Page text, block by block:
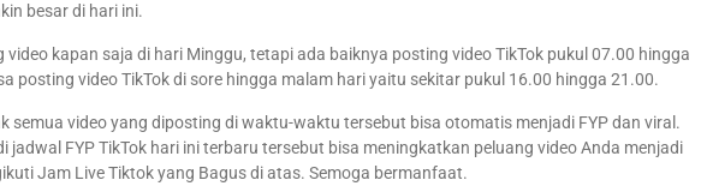
besar di hari ini.
video kapan saja di hari Minggu, tetapi ada baiknya posting video TikTok pukul 07.00 hingga
posting video TikTok di sore hingga malam hari yaitu sekitar pukul 16.00 hingga 21.00.
semua video yang diposting di waktu-waktu tersebut bisa otomatis menjadi FYP dan viral.
jadwal FYP TikTok hari ini terbaru tersebut bisa meningkatkan peluang video Anda menjadi
Jam Live Tiktok yang Bagus di atas. Semoga bermanfaat.